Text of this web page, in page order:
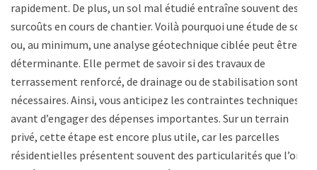
rapidement. De plus, un sol mal étudié entraîne souvent des
surcoûts en cours de chantier. Voilà pourquoi une étude de sol
ou, au minimum, une analyse géotechnique ciblée peut être
déterminante. Elle permet de savoir si des travaux de
terrassement renforcé, de drainage ou de stabilisation sont
nécessaires. Ainsi, vous anticipez les contraintes techniques
avant d’engager des dépenses importantes. Sur un terrain
privé, cette étape est encore plus utile, car les parcelles
résidentielles présentent souvent des particularités que l’on